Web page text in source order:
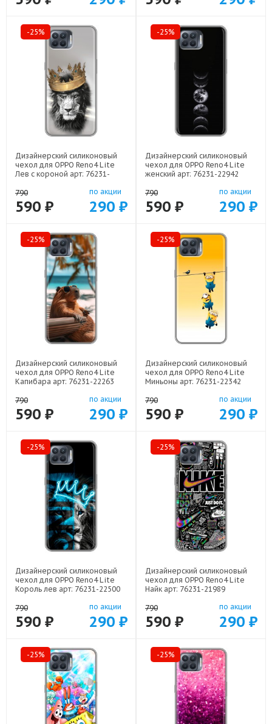
-25%
Дизайнерский силиконовый
чехол для OPPO Reno4 Lite
Лев с короной арт: 76231-
790
590 ₽
по акции
290 ₽
-25%
Дизайнерский силиконовый
чехол для OPPO Reno4 Lite
женский арт: 76231-22942
790
590 ₽
по акции
290 ₽
-25%
Дизайнерский силиконовый
чехол для OPPO Reno4 Lite
Капибара арт: 76231-22263
790
590 ₽
по акции
290 ₽
-25%
Дизайнерский силиконовый
чехол для OPPO Reno4 Lite
Миньоны арт: 76231-22342
790
590 ₽
по акции
290 ₽
-25%
Дизайнерский силиконовый
чехол для OPPO Reno4 Lite
Король лев арт: 76231-22500
790
590 ₽
по акции
290 ₽
-25%
Дизайнерский силиконовый
чехол для OPPO Reno4 Lite
Найк арт: 76231-21989
790
590 ₽
по акции
290 ₽
-25% -25%